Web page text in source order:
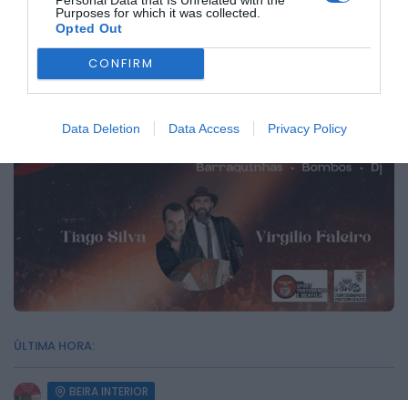
Purposes for which it was collected.
Opted Out
CONFIRM
Data Deletion Data Access Privacy Policy
ÚLTIMA HORA:
BEIRA INTERIOR